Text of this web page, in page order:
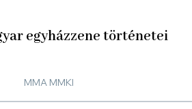
egyházzene történetei
MMA MMKI